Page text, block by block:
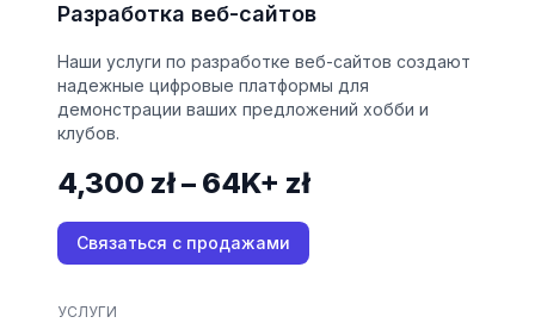
Разработка веб-сайтов
Наши услуги по разработке веб-сайтов создают
надежные цифровые платформы для
демонстрации ваших предложений хобби и
клубов.
4,300 zł – 64K+ zł
Связаться с продажами
УСЛУГИ